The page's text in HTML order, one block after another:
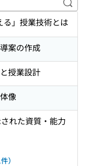
キ
」授業技術とは
案の作成
授業設計
像
れた資質・能力
）